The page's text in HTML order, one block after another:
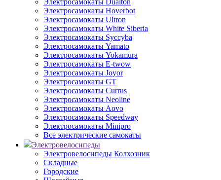
Электросамокаты Dualton
Электросамокаты Hoverbot
Электросамокаты Ultron
Электросамокаты White Siberia
Электросамокаты Syccyba
Электросамокаты Yamato
Электросамокаты Yokamura
Электросамокаты E-twow
Электросамокаты Joyor
Электросамокаты GT
Электросамокаты Currus
Электросамокаты Neoline
Электросамокаты Aovo
Электросамокаты Speedway
Электросамокаты Minipro
Все электрические самокаты
Электровелосипеды
Электровелосипеды Колхозник
Складные
Городские